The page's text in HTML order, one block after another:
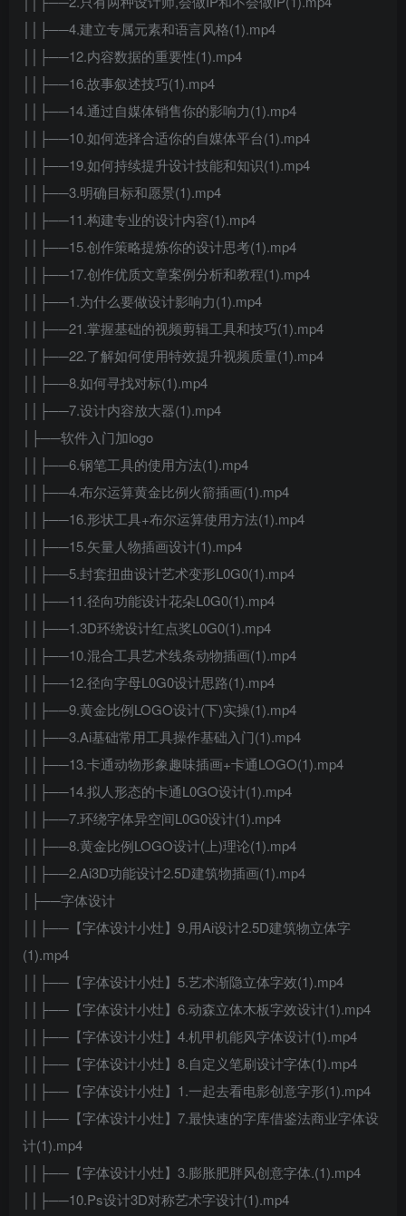
││├──4.建立专属元素和语言风格(1).mp4
││├──12.内容数据的重要性(1).mp4
││├──16.故事叙述技巧(1).mp4
││├──14.通过自媒体销售你的影响力(1).mp4
││├──10.如何选择合适你的自媒体平台(1).mp4
││├──19.如何持续提升设计技能和知识(1).mp4
││├──3.明确目标和愿景(1).mp4
││├──11.构建专业的设计内容(1).mp4
││├──15.创作策略提炼你的设计思考(1).mp4
││├──17.创作优质文章案例分析和教程(1).mp4
││├──1.为什么要做设计影响力(1).mp4
││├──21.掌握基础的视频剪辑工具和技巧(1).mp4
││├──22.了解如何使用特效提升视频质量(1).mp4
││├──8.如何寻找对标(1).mp4
││├──7.设计内容放大器(1).mp4
│├──软件入门加logo
││├──6.钢笔工具的使用方法(1).mp4
││├──4.布尔运算黄金比例火箭插画(1).mp4
││├──16.形状工具+布尔运算使用方法(1).mp4
││├──15.矢量人物插画设计(1).mp4
││├──5.封套扭曲设计艺术变形L0G0(1).mp4
││├──11.径向功能设计花朵L0G0(1).mp4
││├──1.3D环绕设计红点奖L0G0(1).mp4
││├──10.混合工具艺术线条动物插画(1).mp4
││├──12.径向字母L0G0设计思路(1).mp4
││├──9.黄金比例LOGO设计(下)实操(1).mp4
││├──3.Ai基础常用工具操作基础入门(1).mp4
││├──13.卡通动物形象趣味插画+卡通LOGO(1).mp4
││├──14.拟人形态的卡通L0GO设计(1).mp4
││├──7.环绕字体异空间L0G0设计(1).mp4
││├──8.黄金比例LOGO设计(上)理论(1).mp4
││├──2.Ai3D功能设计2.5D建筑物插画(1).mp4
│├──字体设计
││├──【字体设计小灶】9.用Ai设计2.5D建筑物立体字
(1).mp4
││├──【字体设计小灶】5.艺术渐隐立体字效(1).mp4
││├──【字体设计小灶】6.动森立体木板字效设计(1).mp4
││├──【字体设计小灶】4.机甲机能风字体设计(1).mp4
││├──【字体设计小灶】8.自定义笔刷设计字体(1).mp4
││├──【字体设计小灶】1.一起去看电影创意字形(1).mp4
││├──【字体设计小灶】7.最快速的字库借鉴法商业字体设
计(1).mp4
││├──【字体设计小灶】3.膨胀肥胖风创意字体.(1).mp4
││├──10.Ps设计3D对称艺术字设计(1).mp4